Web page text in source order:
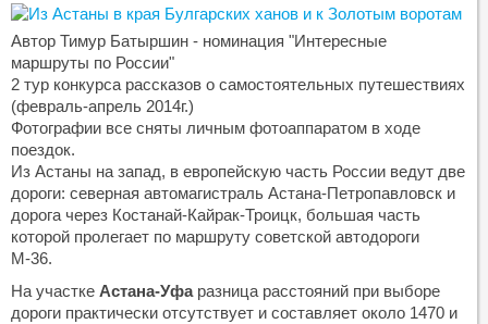
Автор Тимур Батыршин - номинация "Интересные
маршруты по России"
2 тур конкурса рассказов о самостоятельных путешествиях
(февраль-апрель 2014г.)
Фотографии все сняты личным фотоаппаратом в ходе
поездок.
Из Астаны на запад, в европейскую часть России ведут две
дороги: северная автомагистраль Астана-Петропавловск и
дорога через Костанай-Кайрак-Троицк, большая часть
которой пролегает по маршруту советской автодороги
М-36.
На участке Астана-Уфаразница расстояний при выборе
дороги практически отсутствует и составляет около 1470 и